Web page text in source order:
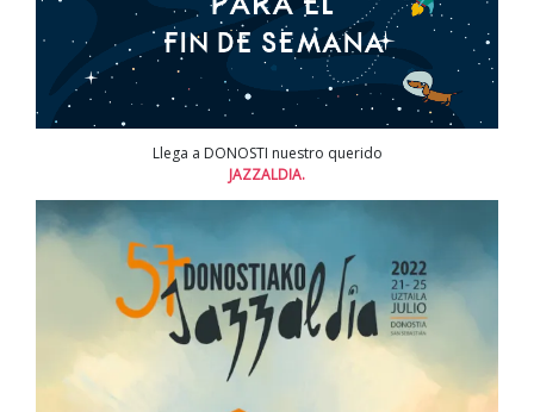
Llega a DONOSTI nuestro querido
JAZZALDIA.